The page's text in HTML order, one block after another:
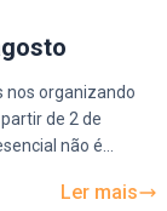
nos organizando
de 2 de
não é
Ler mais